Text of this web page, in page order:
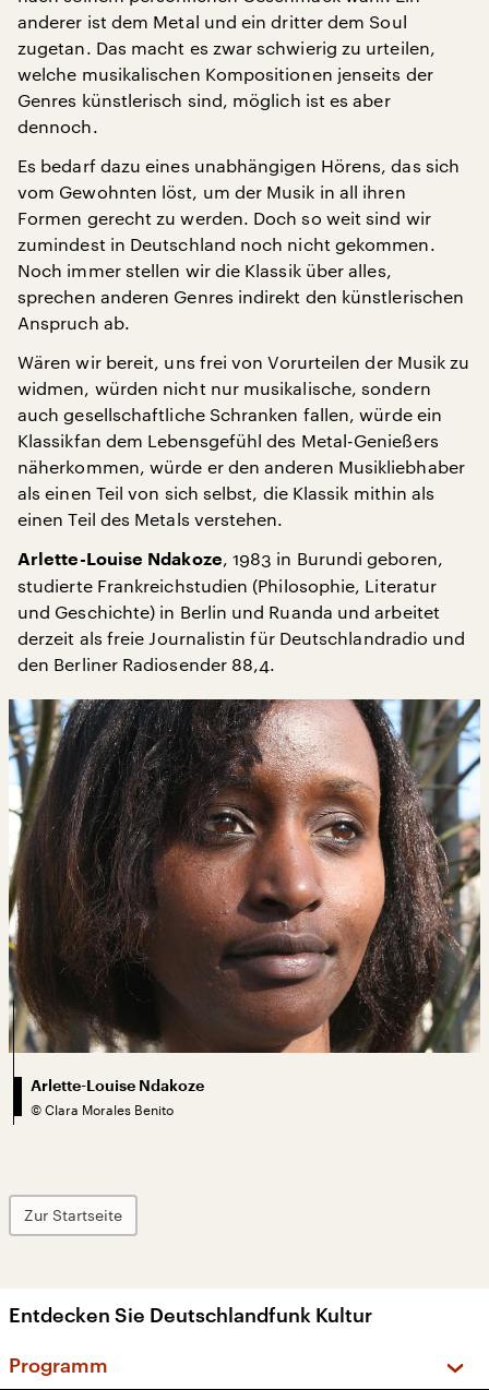
anderer ist dem Metal und ein dritter dem Soul
zugetan. Das macht es zwar schwierig zu urteilen,
welche musikalischen Kompositionen jenseits der
Genres künstlerisch sind, möglich ist es aber
dennoch.
Es bedarf dazu eines unabhängigen Hörens, das sich
vom Gewohnten löst, um der Musik in all ihren
Formen gerecht zu werden. Doch so weit sind wir
zumindest in Deutschland noch nicht gekommen.
Noch immer stellen wir die Klassik über alles,
sprechen anderen Genres indirekt den künstlerischen
Anspruch ab.
Wären wir bereit, uns frei von Vorurteilen der Musik zu
widmen, würden nicht nur musikalische, sondern
auch gesellschaftliche Schranken fallen, würde ein
Klassikfan dem Lebensgefühl des Metal-Genießers
näherkommen, würde er den anderen Musikliebhaber
als einen Teil von sich selbst, die Klassik mithin als
einen Teil des Metals verstehen.
Arlette-Louise Ndakoze, 1983 in Burundi geboren,
studierte Frankreichstudien (Philosophie, Literatur
und Geschichte) in Berlin und Ruanda und arbeitet
derzeit als freie Journalistin für Deutschlandradio und
den Berliner Radiosender 88,4.
Arlette-Louise Ndakoze
© Clara Morales Benito
Zur Startseite
Entdecken Sie Deutschlandfunk Kultur
Programm